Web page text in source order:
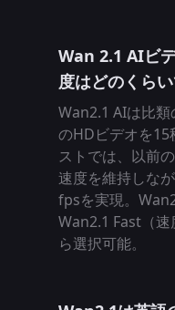
Wan 2.1 AIビ
度はどのくら
Wan2.1 AIは比
のHDビデオを15
ストでは、以前
速度を維持しな
fpsを実現。
Wan2.1 Fast（
ら選択可能。